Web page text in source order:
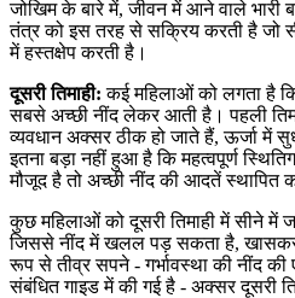
जोखिम के बारे में, जीवन में आने वाले भारी
तंत्र को इस तरह से सक्रिय करती है जो
में हस्तक्षेप करती है।
दूसरी तिमाही: कई महिलाओं को लगता है कि
सबसे अच्छी नींद लेकर आती है। पहली
व्यवधान अक्सर ठीक हो जाते हैं, ऊर्जा में
इतना बड़ा नहीं हुआ है कि महत्वपूर्ण
मौजूद है तो अच्छी नींद की आदतें
कुछ महिलाओं को दूसरी तिमाही में सीने में
जिससे नींद में खलल पड़ सकता है,
रूप से तीव्र सपने - गर्भावस्था की नींद की
संबंधित गाइड में की गई है - अक्सर दूसरी